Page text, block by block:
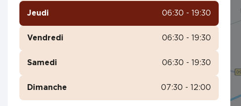
Jeudi 06:30 - 19:30
Vendredi 06:30 - 19:30
Samedi 06:30 - 19:30
Dimanche 07:30 - 12:00